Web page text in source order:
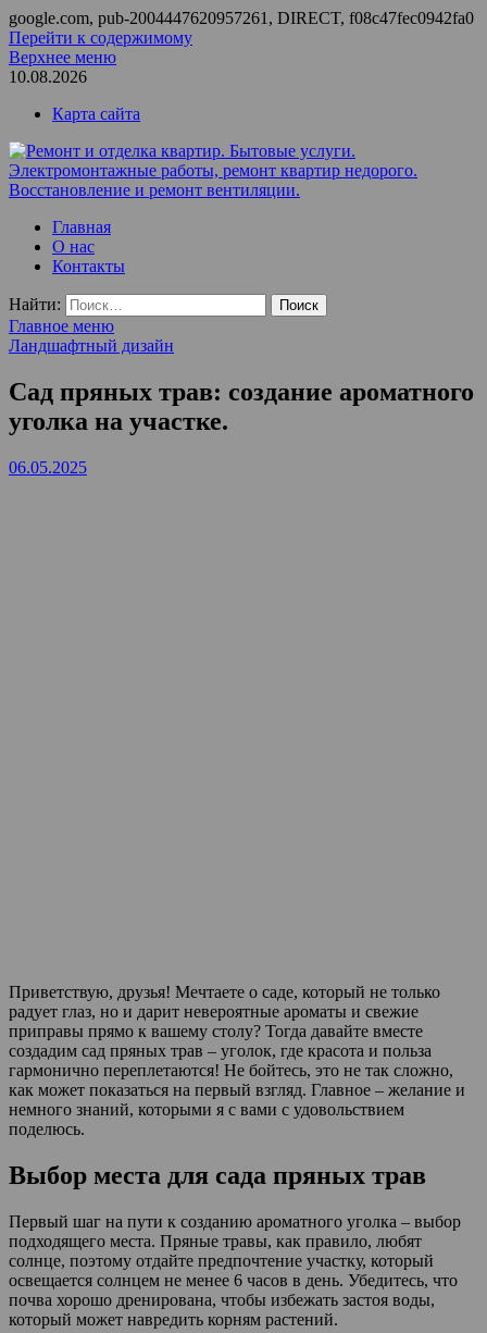
google.com, pub-2004447620957261, DIRECT, f08c47fec0942fa0
Перейти к содержимому
Верхнее меню
10.08.2026
Карта сайта
Ремонт и отделка квартир. Бытовые услуги.
Электромонтажные работы, ремонт квартир недорого.
Восстановление и ремонт вентиляции.
ООО Домус — ремонт квартир, обслуживание и ремонт
вентиляции, монтаж систем приточной вентиляции.
Главная
О нас
Контакты
Найти:
Главное меню
Ландшафтный дизайн
Сад пряных трав: создание ароматного
уголка на участке.
06.05.2025
Приветствую, друзья! Мечтаете о саде, который не только
радует глаз, но и дарит невероятные ароматы и свежие
приправы прямо к вашему столу? Тогда давайте вместе
создадим сад пряных трав – уголок, где красота и польза
гармонично переплетаются! Не бойтесь, это не так сложно,
как может показаться на первый взгляд. Главное – желание и
немного знаний, которыми я с вами с удовольствием
поделюсь.
Выбор места для сада пряных трав
Первый шаг на пути к созданию ароматного уголка – выбор
подходящего места. Пряные травы, как правило, любят
солнце, поэтому отдайте предпочтение участку, который
освещается солнцем не менее 6 часов в день. Убедитесь, что
почва хорошо дренирована, чтобы избежать застоя воды,
который может навредить корням растений.